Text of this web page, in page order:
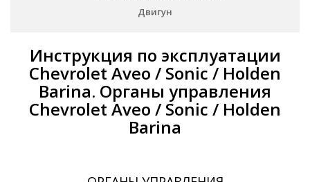
Двигун
Инструкция по эксплуатации
Chevrolet Aveo / Sonic / Holden
Barina. Органы управления
Chevrolet Aveo / Sonic / Holden
Barina